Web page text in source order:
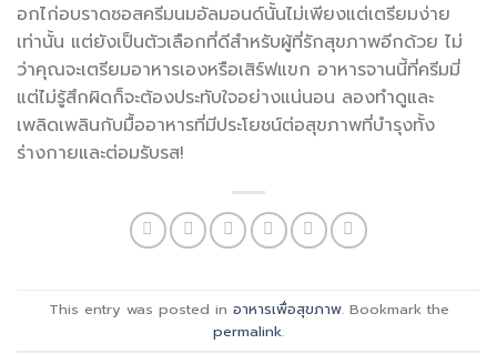
อกไก่อบราดซอสครีมนมอัลมอนด์นั้นไม่เพียงแต่เตรียมง่าย
เท่านั้น แต่ยังเป็นตัวเลือกที่ดีสำหรับผู้ที่รักสุขภาพอีกด้วย ไม่
ว่าคุณจะเตรียมอาหารเองหรือเสิร์ฟแขก อาหารจานนี้ที่ครีมมี่
แต่ไม่รู้สึกผิดก็จะต้องประทับใจอย่างแน่นอน ลองทำดูและ
เพลิดเพลินกับมื้ออาหารที่มีประโยชน์ต่อสุขภาพที่บำรุงทั้ง
ร่างกายและต่อมรับรส!
This entry was posted in อาหารเพื่อสุขภาพ. Bookmark the
permalink.